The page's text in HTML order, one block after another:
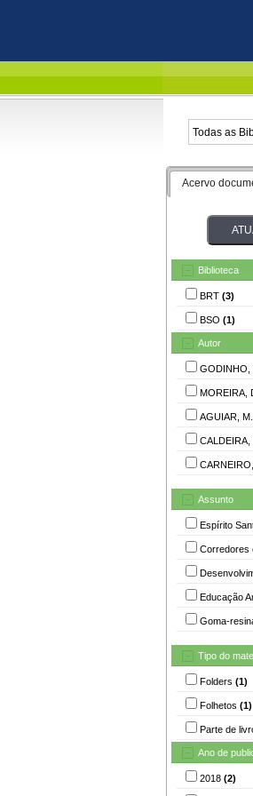
Acervo
Biblioteca
BRT (3)
BSO (1)
Autor
GODINHO,
MOREIRA,
AGUIAR, M.
CALDEIRA,
Assunto
Espírito
Corredores
Educação
Goma-
Tipo do
Folders (1)
Folhetos (1)
Parte de
Ano de
2018 (2)